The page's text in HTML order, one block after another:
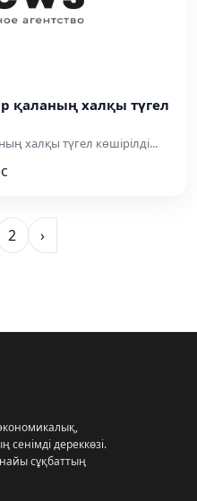
қаланың халқы түгел
халқы түгел көшірілді...
2 ›
экономикалық,
дереккөзі.
сұқбаттың